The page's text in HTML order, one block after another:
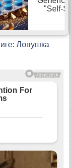
Ловушка